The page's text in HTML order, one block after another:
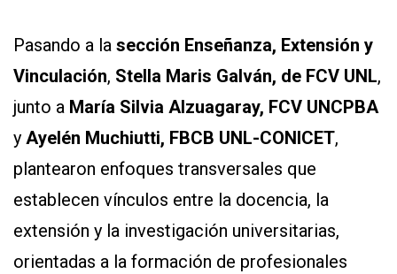
Pasando a la sección Enseñanza, Extensión y
Vinculación, Stella Maris Galván, de FCV UNL,
junto a María Silvia Alzuagaray, FCV UNCPBA
y Ayelén Muchiutti, FBCB UNL-CONICET,
plantearon enfoques transversales que
establecen vínculos entre la docencia, la
extensión y la investigación universitarias,
orientadas a la formación de profesionales